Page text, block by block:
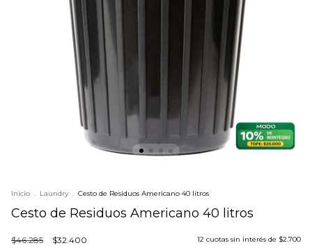
Inicio . Laundry . Cesto de Residuos Americano 40 litros
Cesto de Residuos Americano 40 litros
$46.285 $32.400 12 cuotas sin interés de $2.700